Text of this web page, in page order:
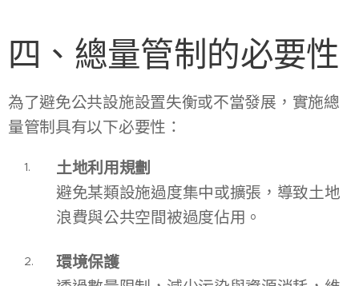
四、總量管制的必要性
為了避免公共設施設置失衡或不當發展，實施總
量管制具有以下必要性：
土地利用規劃
避免某類設施過度集中或擴張，導致土地
浪費與公共空間被過度佔用。
環境保護